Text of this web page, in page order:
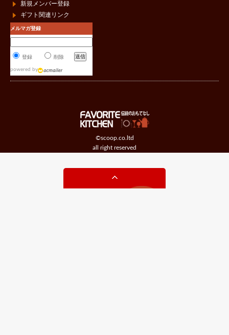
©scoop.co.ltd
all right reserved
新規メンバー登録
ギフト関連リンク
メルマガ登録
登録 削除
powered by